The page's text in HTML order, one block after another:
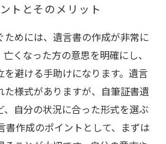
トとそのメリット
ためには、遺言書の作成が非常に
くなった方の意思を明確にし、
を避ける手助けになります。遺言
た様式がありますが、自筆証書遺
、自分の状況に合った形式を選ぶ
書作成のポイントとして、まずは